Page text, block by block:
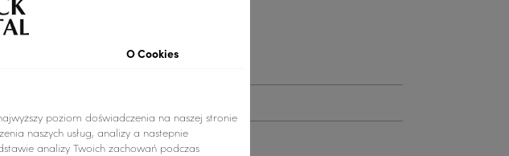
10 SZTUK
O Cookies
poziom doświadczenia na naszej stronie
naszych usług, analizy a nastepnie
analizy Twoich zachowań podczas